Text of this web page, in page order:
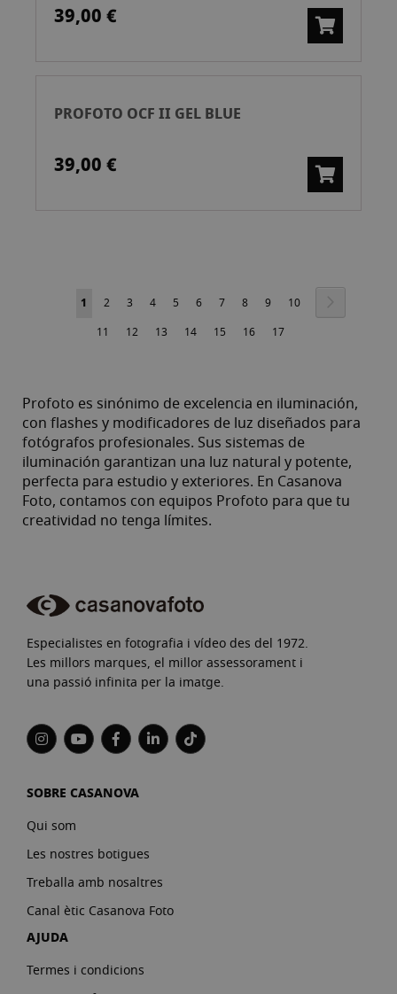
39,00 €
PROFOTO OCF II GEL BLUE
39,00 €
Pàgina
Actualment
estàs
pàgina
1 Pàgina
2 Pàgina
3 Pàgina
4 Pàgina
5 Pàgina
6 Pàgina
7 Pàgina
8 Pàgina
9 Pàgina
10
Pàgina
11 Pàgina
12 Pàgina
13 Pàgina
14 Pàgina
15 Pàgina
16 Pàgina
17
Profoto es sinónimo de excelencia en iluminación,
con flashes y modificadores de luz diseñados para
fotógrafos profesionales. Sus sistemas de
iluminación garantizan una luz natural y potente,
perfecta para estudio y exteriores. En Casanova
Foto, contamos con equipos Profoto para que tu
creatividad no tenga límites.
Especialistes en fotografia i vídeo des del 1972.
Les millors marques, el millor assessorament i
una passió infinita per la imatge.
SOBRE CASANOVA
Qui som
Les nostres botigues
Treballa amb nosaltres
Canal ètic Casanova Foto
AJUDA
Termes i condicions